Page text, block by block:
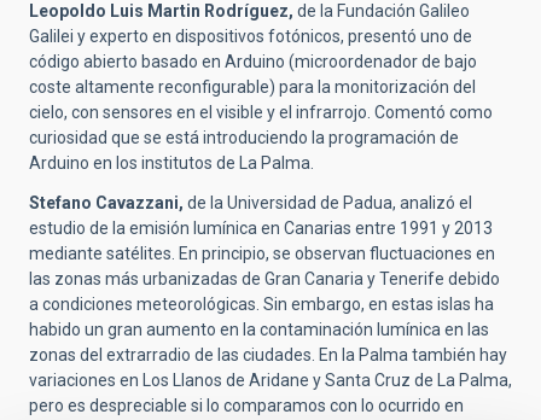
Leopoldo Luis Martin Rodríguez, de la Fundación Galileo
Galilei y experto en dispositivos fotónicos, presentó uno de
código abierto basado en Arduino (microordenador de bajo
coste altamente reconfigurable) para la monitorización del
cielo, con sensores en el visible y el infrarrojo. Comentó como
curiosidad que se está introduciendo la programación de
Arduino en los institutos de La Palma.
Stefano Cavazzani, de la Universidad de Padua, analizó el
estudio de la emisión lumínica en Canarias entre 1991 y 2013
mediante satélites. En principio, se observan fluctuaciones en
las zonas más urbanizadas de Gran Canaria y Tenerife debido
a condiciones meteorológicas. Sin embargo, en estas islas ha
habido un gran aumento en la contaminación lumínica en las
zonas del extrarradio de las ciudades. En la Palma también hay
variaciones en Los Llanos de Aridane y Santa Cruz de La Palma,
pero es despreciable si lo comparamos con lo ocurrido en